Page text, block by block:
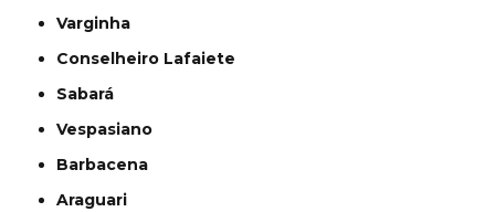
Varginha
Conselheiro Lafaiete
Sabará
Vespasiano
Barbacena
Araguari